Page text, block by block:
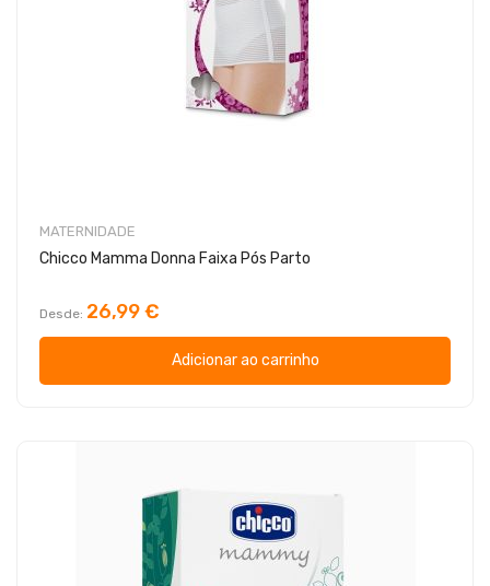
MATERNIDADE
Chicco Mamma Donna Faixa Pós Parto
Desde 26,99 €
Adicionar ao carrinho